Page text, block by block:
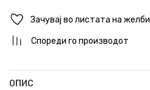
Зачувај во листата на желби
Спореди го производот
ОПИС